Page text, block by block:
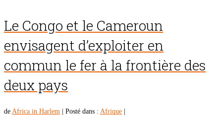
Le Congo et le Cameroun
envisagent d’exploiter en
commun le fer à la frontière des
deux pays
de Africa in Harlem Posté dans : Afrique